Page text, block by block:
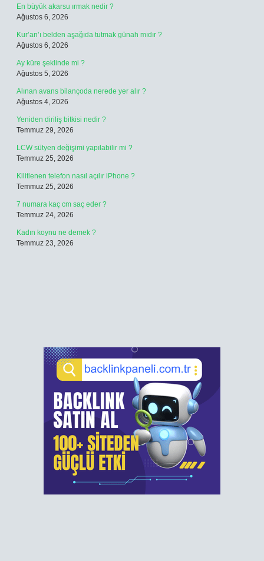
En büyük akarsu ırmak nedir ?
Ağustos 6, 2026
Kur’an’ı belden aşağıda tutmak günah mıdır ?
Ağustos 6, 2026
Ay küre şeklinde mi ?
Ağustos 5, 2026
Alınan avans bilançoda nerede yer alır ?
Ağustos 4, 2026
Yeniden diriliş bitkisi nedir ?
Temmuz 29, 2026
LCW sütyen değişimi yapılabilir mi ?
Temmuz 25, 2026
Kilitlenen telefon nasıl açılır iPhone ?
Temmuz 25, 2026
7 numara kaç cm saç eder ?
Temmuz 24, 2026
Kadın koynu ne demek ?
Temmuz 23, 2026